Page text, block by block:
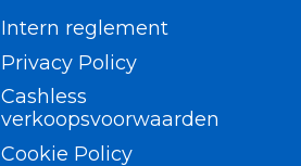
Intern reglement
Privacy Policy
Cashless
verkoopsvoorwaarden
Cookie Policy